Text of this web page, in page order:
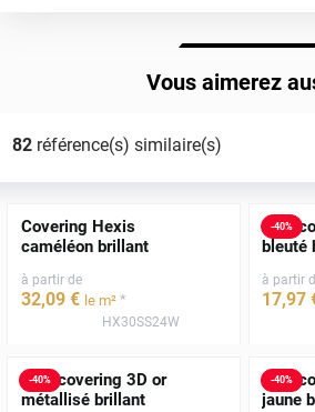
Vous aimerez
82référence(s) similaire(s)
Covering Hexis
caméléon brillant
à partir de
32,09 € le m² *
HX30SS24W
-40%
Film
bleuté
à partir
17,97
-40%
Film covering 3D or
métallisé brillant
-40%
Film
jaune